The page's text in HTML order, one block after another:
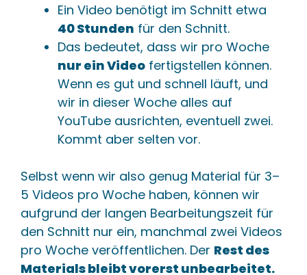
Ein Video benötigt im Schnitt etwa
40 Stunden für den Schnitt.
Das bedeutet, dass wir pro Woche
nur ein Video fertigstellen können.
Wenn es gut und schnell läuft, und
wir in dieser Woche alles auf
YouTube ausrichten, eventuell zwei.
Kommt aber selten vor.
Selbst wenn wir also genug Material für 3–
5 Videos pro Woche haben, können wir
aufgrund der langen Bearbeitungszeit für
den Schnitt nur ein, manchmal zwei Videos
pro Woche veröffentlichen. Der Rest des
Materials bleibt vorerst unbearbeitet.